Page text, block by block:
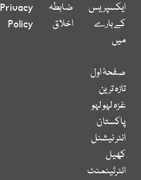
ایکسپریس
کے بارے
میں
ضابطہ
اخلاق
Privacy
Policy
صفحۂ اول
تازہ ترین
غزہ لہو لہو
پاکستان
انٹر نیشنل
کھیل
انٹرٹینمنٹ